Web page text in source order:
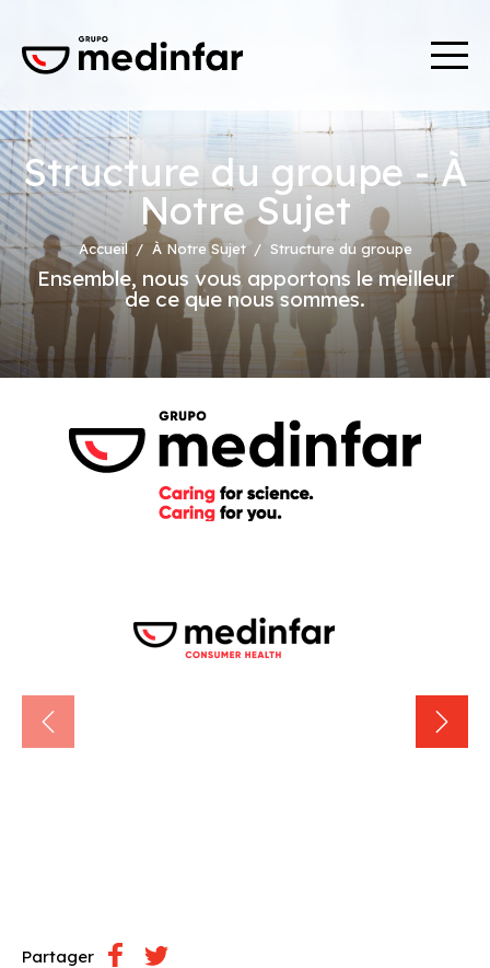
Structure du groupe - À
Notre Sujet
Accueil À Notre Sujet Structure du groupe
Ensemble, nous vous apportons le meilleur
de ce que nous sommes.
Partager